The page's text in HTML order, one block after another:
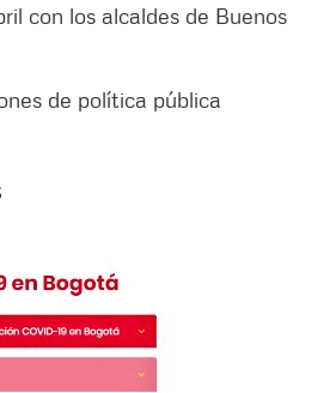
con los alcaldes de Buenos
de política pública